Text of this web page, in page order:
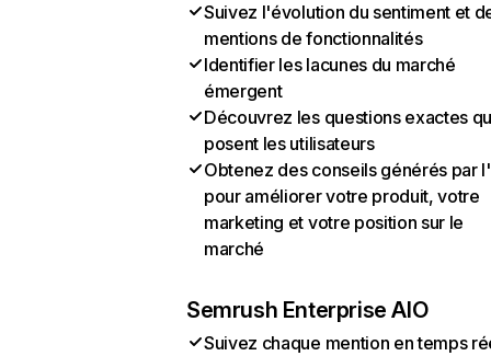
Suivez l'évolution du sentiment et
mentions de fonctionnalités
Identifier les lacunes du marché
émergent
Découvrez les questions exactes
posent les utilisateurs
Obtenez des conseils générés par
pour améliorer votre produit, votre
marketing et votre position sur le
marché
Semrush Enterprise AIO
Suivez chaque mention en temps